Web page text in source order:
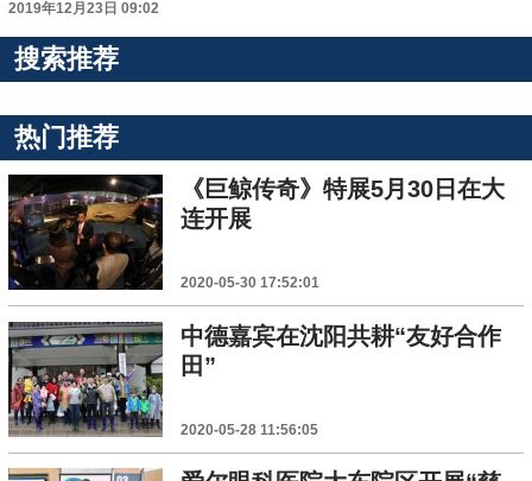
2019年12月23日 09:02
搜索推荐
热门推荐
《巨鲸传奇》特展5月30日在大
连开展
2020-05-30 17:52:01
中德嘉宾在沈阳共耕“友好合作
田”
2020-05-28 11:56:05